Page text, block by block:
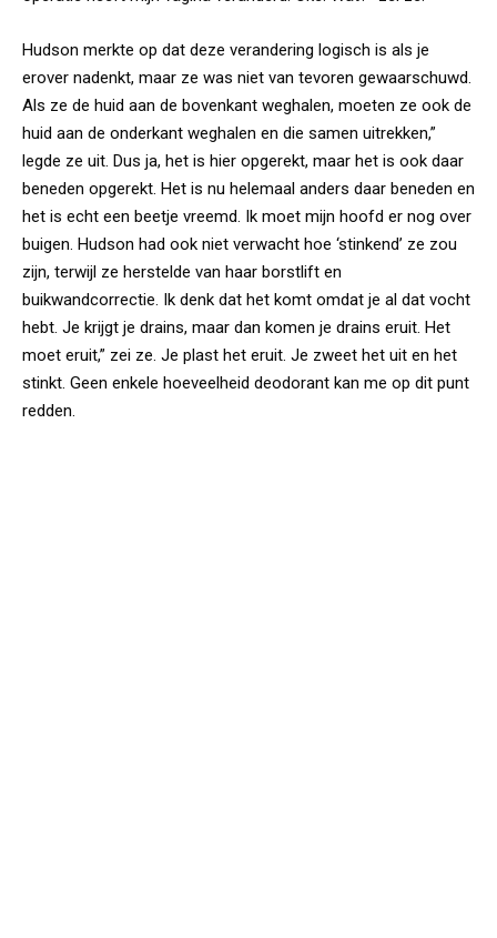
Hudson merkte op dat deze verandering logisch is als je
erover nadenkt, maar ze was niet van tevoren gewaarschuwd.
Als ze de huid aan de bovenkant weghalen, moeten ze ook de
huid aan de onderkant weghalen en die samen uitrekken,”
legde ze uit. Dus ja, het is hier opgerekt, maar het is ook daar
beneden opgerekt. Het is nu helemaal anders daar beneden en
het is echt een beetje vreemd. Ik moet mijn hoofd er nog over
buigen. Hudson had ook niet verwacht hoe ‘stinkend’ ze zou
zijn, terwijl ze herstelde van haar borstlift en
buikwandcorrectie. Ik denk dat het komt omdat je al dat vocht
hebt. Je krijgt je drains, maar dan komen je drains eruit. Het
moet eruit,” zei ze. Je plast het eruit. Je zweet het uit en het
stinkt. Geen enkele hoeveelheid deodorant kan me op dit punt
redden.